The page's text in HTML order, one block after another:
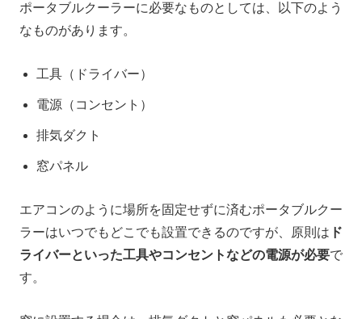
ポータブルクーラーに必要なものとしては、以下のよう
なものがあります。
工具（ドライバー）
電源（コンセント）
排気ダクト
窓パネル
エアコンのように場所を固定せずに済むポータブルクー
ラーはいつでもどこでも設置できるのですが、原則は ド
ライバーといった工具やコンセントなどの電源が必要で
す。